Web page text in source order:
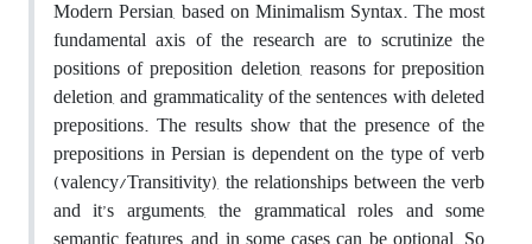
Modern Persian, based on Minimalism Syntax. The most
fundamental axis of the research are to scrutinize the
positions of preposition deletion, reasons for preposition
deletion, and grammaticality of the sentences with deleted
prepositions. The results show that the presence of the
prepositions in Persian is dependent on the type of verb
(valency/Transitivity), the relationships between the verb
and it’s arguments, the grammatical roles and some